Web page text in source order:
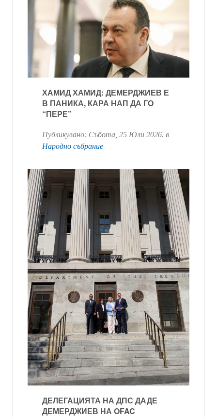
ХАМИД ХАМИД: ДЕМЕРДЖИЕВ Е
В ПАНИКА, КАРА НАП ДА ГО
“ПЕРЕ”
Публикувано: Събота, 25 Юли 2026. в
Народно събрание
ДЕЛЕГАЦИЯТА НА ДПС ДАДЕ
ДЕМЕРДЖИЕВ НА OFAC